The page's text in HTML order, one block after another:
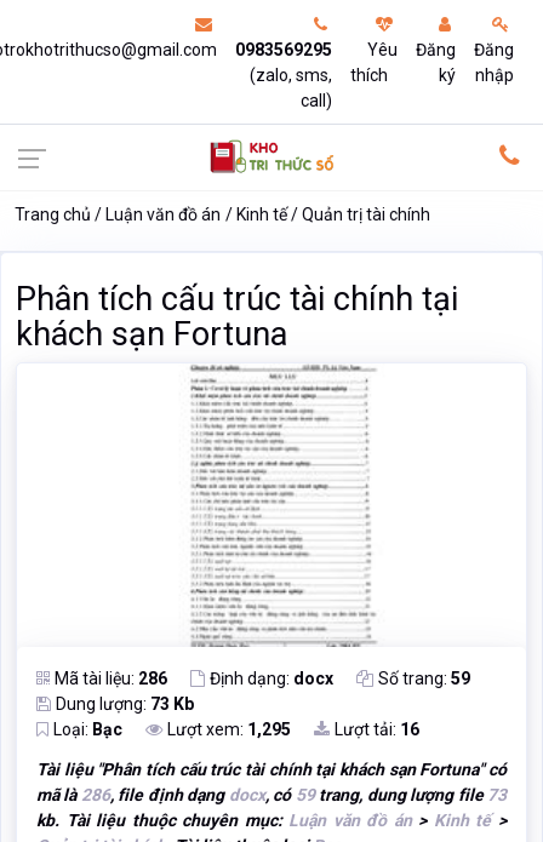
0983569295
(zalo, sms,
call)
Yêu
thích
Đăng
ký
Đăng
nhập
Trang chủ Luận văn đồ án Kinh tế Quản trị tài chính
Phân tích cấu trúc tài chính tại
khách sạn Fortuna
Mã tài liệu: 286 Định dạng: docx Số trang: 59
Dung lượng: 73 Kb
Loại: Bạc Lượt xem: 1,295 Lượt tải: 16
Tài liệu "Phân tích cấu trúc tài chính tại khách sạn Fortuna" có
mã là 286, file định dạng docx, có 59trang, dung lượng file 73
kb. Tài liệu thuộc chuyên mục: Luận văn đồ án> Kinh tế>